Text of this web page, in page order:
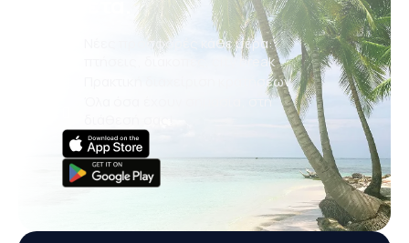
Νέες προσφορές κάθε μέρα:
πτήσεις, διακοπές, city break
Πρακτική διαχείριση κρατήσεων
Όλα όσα έχουν σημασία, στη